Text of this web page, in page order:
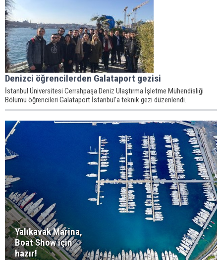
Denizci öğrencilerden Galataport gezisi
İstanbul Üniversitesi Cerrahpaşa Deniz Ulaştırma İşletme Mühendisliği
Bölümü öğrencileri Galataport İstanbul'a teknik gezi düzenlendi.
Yalıkavak Marina,
Boat Show için
hazır!